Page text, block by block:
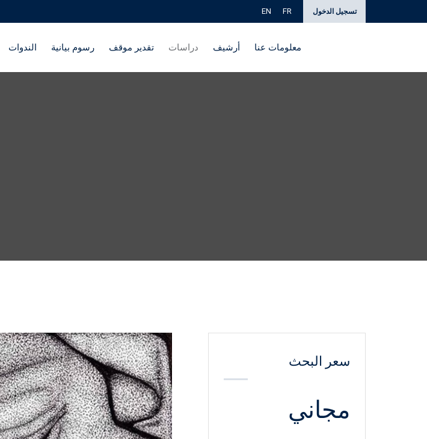
EN FR تسجيل الدخول
معلومات عنا أرشيف دراسات تقدير موقف رسوم بيانية الندوات
سعر البحث
مجاني